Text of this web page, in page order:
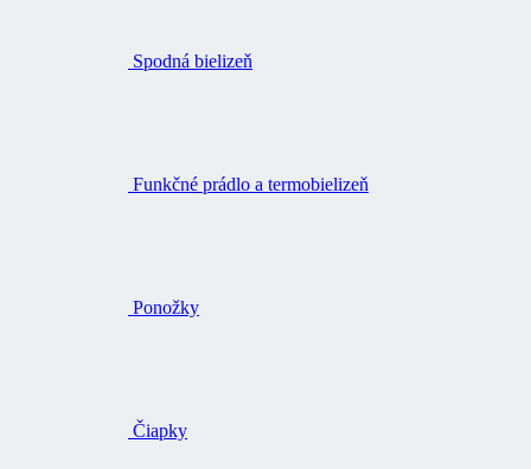
Spodná bielizeň
Funkčné prádlo a termobielizeň
Ponožky
Čiapky